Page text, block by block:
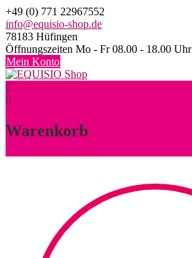
Skip
to
content
+49 (0) 771 22967552
info@equisio-shop.de
78183 Hüfingen
Öffnungszeiten Mo - Fr 08.00 - 18.00 Uhr
Mein Konto
0
0
Warenkorb